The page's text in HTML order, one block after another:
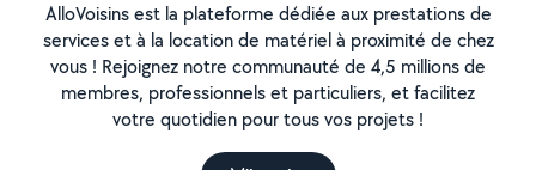
AlloVoisins est la plateforme dédiée aux prestations de
services et à la location de matériel à proximité de chez
vous ! Rejoignez notre communauté de 4,5 millions de
membres, professionnels et particuliers, et facilitez
votre quotidien pour tous vos projets !